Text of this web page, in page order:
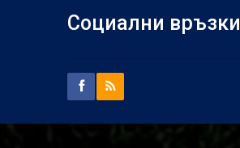
Социални връзки